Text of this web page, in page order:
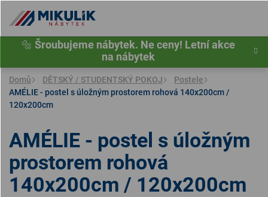
obsah
🔩 Šroubujeme nábytek. Ne ceny! Letní akce
na nábytek
Domů DĚTSKÝ / STUDENTSKÝ POKOJ
Postele
AMÉLIE - postel s úložným prostorem rohová 140x200cm /
120x200cm
AMÉLIE - postel s úložným
prostorem rohová
140x200cm / 120x200cm